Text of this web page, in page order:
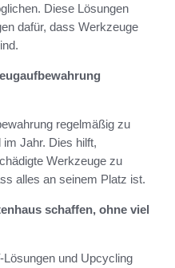
Diese Lösungen
dafür, dass Werkzeuge
regelmäßig zu
Jahr. Dies hilft,
Werkzeuge zu
alles an seinem Platz ist.
schaffen, ohne viel
und Upcycling